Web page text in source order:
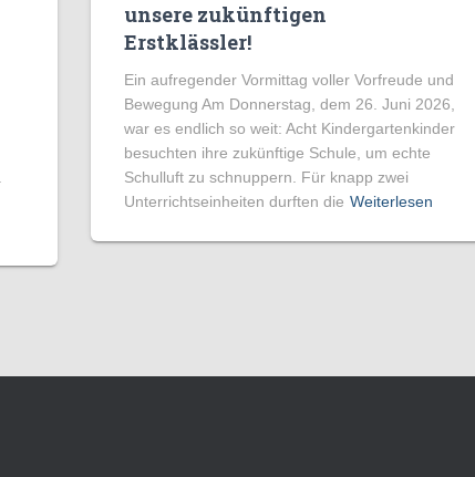
unsere zukünftigen
Erstklässler!
Ein aufregender Vormittag voller Vorfreude und
Bewegung Am Donnerstag, dem 26. Juni 2026,
war es endlich so weit: Acht Kindergartenkinder
besuchten ihre zukünftige Schule, um echte
Schulluft zu schnuppern. Für knapp zwei
Unterrichtseinheiten durften die Weiterlesen